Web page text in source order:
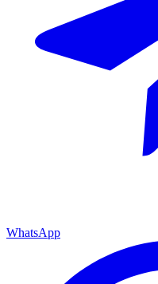
WhatsApp